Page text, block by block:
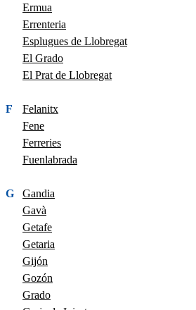
Ermua
Errenteria
Esplugues de Llobregat
El Grado
El Prat de Llobregat
F
Felanitx
Fene
Ferreries
Fuenlabrada
G
Gandia
Gavà
Getafe
Getaria
Gijón
Gozón
Grado